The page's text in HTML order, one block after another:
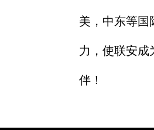
美，中东等
力，使联安成
伴！